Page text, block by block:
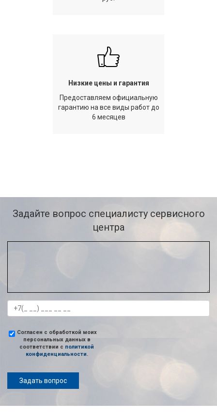
Низкие цены и гарантия
Предоставляем официальную
гарантию на все виды работ до
6 месяцев
Задайте вопрос специалисту сервисного
центра
Согласен с обработкой моих
персональных данных в
соответствии с политикой
конфиденциальности.
Задать вопрос